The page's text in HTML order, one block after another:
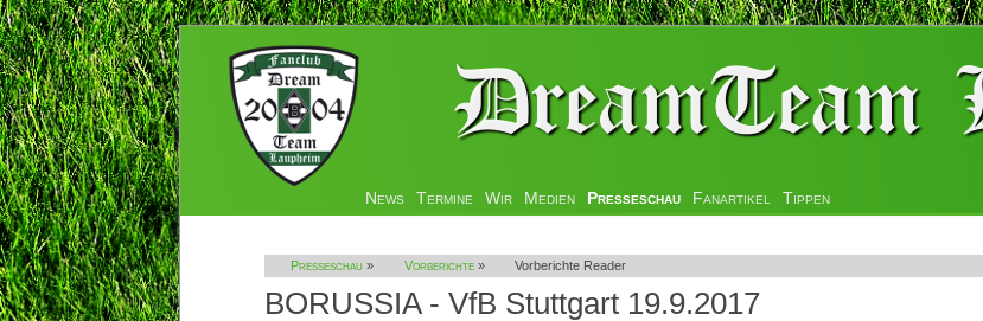
Navigation
News Termine Wir Medien Presseschau Fanartikel Tippen
Presseschau » Vorberichte» Vorberichte Reader
BORUSSIA - VfB Stuttgart 19.9.2017